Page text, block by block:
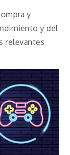
y
y del
relevantes